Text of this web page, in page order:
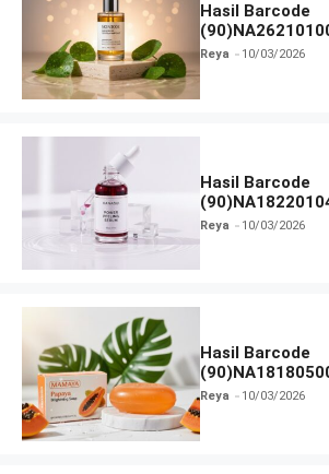
Hasil Barcode
dan Izin BPOM
Reya 10/03/2026
Hasil Barcode
dan Izin BPOM
Reya 10/03/2026
Hasil Barcode
dan Izin BPOM
Reya 10/03/2026